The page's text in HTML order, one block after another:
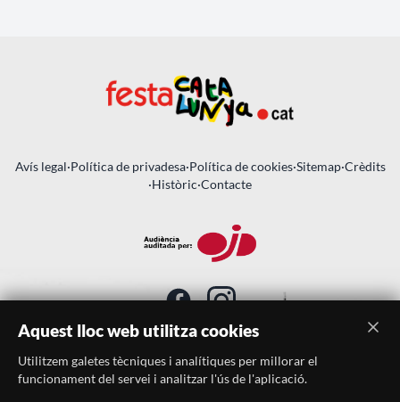
Avís legal·Política de privadesa·Política de cookies·Sitemap·Crèdits
·Històric·Contacte
SUBSCRIU-TE AL BUTLLETÍ
Aquest lloc web utilitza cookies
Utilitzem galetes tècniques i analítiques per millorar el
funcionament del servei i analitzar l'ús de l'aplicació.